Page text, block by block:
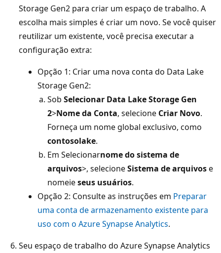
Storage Gen2 para criar um espaço de trabalho. A
escolha mais simples é criar um novo. Se você quiser
reutilizar um existente, você precisa executar a
configuração extra:
Opção 1: Criar uma nova conta do Data Lake
Storage Gen2:
Sob Selecionar Data Lake Storage Gen
2>Nome da Conta, selecione Criar Novo.
Forneça um nome global exclusivo, como
contosolake.
Em Selecionarnome do sistema de
arquivos>, selecioneSistema de arquivose
nomeieseus usuários.
Opção 2: Consulte as instruções em Preparar
uma conta de armazenamento existente para
uso com o Azure Synapse Analytics.
Seu espaço de trabalho do Azure Synapse Analytics